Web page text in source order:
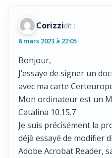
Corizzidit :
6 mars 2023 à 22:05
Bonjour,
J’essaye de signer un
avec ma carte
Mon ordinateur est un
Catalina 10.15.7
Je suis précisément la
déjà essayé de modifier
Adobe Acrobat Reader,